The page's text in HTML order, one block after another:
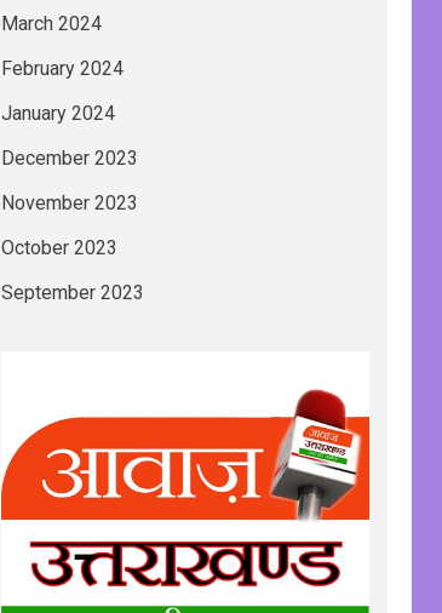
March 2024
February 2024
January 2024
December 2023
November 2023
October 2023
September 2023